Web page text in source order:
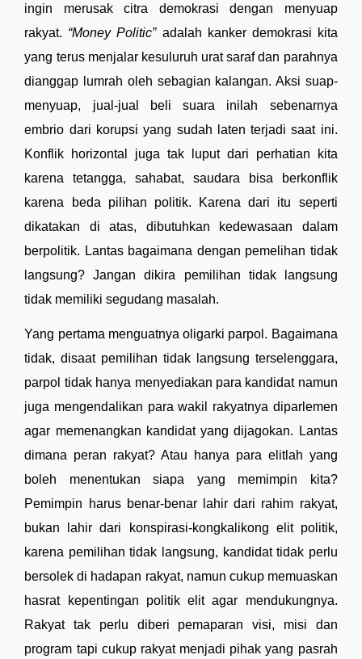
ingin merusak citra demokrasi dengan menyuap
rakyat. “Money Politic” adalah kanker demokrasi kita
yang terus menjalar kesuluruh urat saraf dan parahnya
dianggap lumrah oleh sebagian kalangan. Aksi suap-
menyuap, jual-jual beli suara inilah sebenarnya
embrio dari korupsi yang sudah laten terjadi saat ini.
Konflik horizontal juga tak luput dari perhatian kita
karena tetangga, sahabat, saudara bisa berkonflik
karena beda pilihan politik. Karena dari itu seperti
dikatakan di atas, dibutuhkan kedewasaan dalam
berpolitik. Lantas bagaimana dengan pemelihan tidak
langsung? Jangan dikira pemilihan tidak langsung
tidak memiliki segudang masalah.
Yang pertama menguatnya oligarki parpol. Bagaimana
tidak, disaat pemilihan tidak langsung terselenggara,
parpol tidak hanya menyediakan para kandidat namun
juga mengendalikan para wakil rakyatnya diparlemen
agar memenangkan kandidat yang dijagokan. Lantas
dimana peran rakyat? Atau hanya para elitlah yang
boleh menentukan siapa yang memimpin kita?
Pemimpin harus benar-benar lahir dari rahim rakyat,
bukan lahir dari konspirasi-kongkalikong elit politik,
karena pemilihan tidak langsung, kandidat tidak perlu
bersolek di hadapan rakyat, namun cukup memuaskan
hasrat kepentingan politik elit agar mendukungnya.
Rakyat tak perlu diberi pemaparan visi, misi dan
program tapi cukup rakyat menjadi pihak yang pasrah